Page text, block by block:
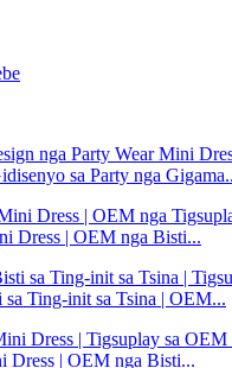
sa Party nga
Dress | OEM nga Bisti...
Ting-init sa Tsina | OEM...
Dress | OEM nga Bisti...